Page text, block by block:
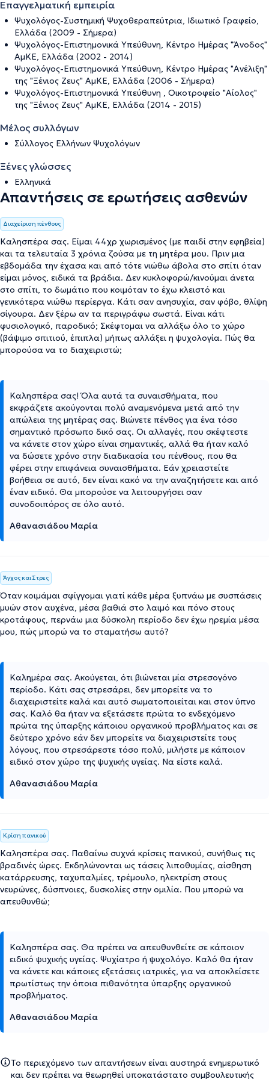
Επαγγελματική εμπειρία
Ψυχολόγος-Συστημική Ψυχοθεραπεύτρια, Ιδιωτικό Γραφείο,
Ελλάδα (2009 - Σήμερα)
Ψυχολόγος-Επιστημονικά Υπεύθυνη, Κέντρο Ημέρας "Άνοδος"
ΑμΚΕ, Ελλάδα (2002 - 2014)
Ψυχολόγος-Επιστημονικά Υπεύθυνη, Κέντρο Ημέρας "Ανέλιξη"
της "Ξένιος Ζευς" ΑμΚΕ, Ελλάδα (2006 - Σήμερα)
Ψυχολόγος-Επιστημονικά Υπεύθυνη , Οικοτροφείο "Αίολος"
της "Ξένιος Ζευς" ΑμΚΕ, Ελλάδα (2014 - 2015)
Μέλος συλλόγων
Σύλλογος Ελλήνων Ψυχολόγων
Ξένες γλώσσες
Ελληνικά
Απαντήσεις σε ερωτήσεις ασθενών
Διαχείριση πένθους
Καλησπέρα σας. Είμαι 44χρ χωρισμένος (με παιδί στην εφηβεία)
και τα τελευταία 3 χρόνια ζούσα με τη μητέρα μου. Πριν μια
εβδομάδα την έχασα και από τότε νιώθω άβολα στο σπίτι όταν
είμαι μόνος, ειδικά τα βράδια. Δεν κυκλοφορώ/κινούμαι άνετα
στο σπίτι, το δωμάτιο που κοιμόταν το έχω κλειστό και
γενικότερα νιώθω περίεργα. Κάτι σαν ανησυχία, σαν φόβο, θλίψη
σίγουρα. Δεν ξέρω αν τα περιγράφω σωστά. Είναι κάτι
φυσιολογικό, παροδικό; Σκέφτομαι να αλλάξω όλο το χώρο
(βάψιμο σπιτιού, έπιπλα) μήπως αλλάξει η ψυχολογία. Πώς θα
μπορούσα να το διαχειριστώ;
Καλησπέρα σας! Όλα αυτά τα συναισθήματα, που
εκφράζετε ακούγονται πολύ αναμενόμενα μετά από την
απώλεια της μητέρας σας. Βιώνετε πένθος για ένα τόσο
σημαντικό πρόσωπο δικό σας. Οι αλλαγές, που σκέφτεστε
να κάνετε στον χώρο είναι σημαντικές, αλλά θα ήταν καλό
να δώσετε χρόνο στην διαδικασία του πένθους, που θα
φέρει στην επιφάνεια συναισθήματα. Εάν χρειαστείτε
βοήθεια σε αυτό, δεν είναι κακό να την αναζητήσετε και από
έναν ειδικό. Θα μπορούσε να λειτουργήσει σαν
συνοδοιπόρος σε όλο αυτό.
Αθανασιάδου Μαρία
Άγχος και Στρες
Όταν κοιμάμαι σφίγγομαι γιατί κάθε μέρα ξυπνάω με συσπάσεις
μυών στον αυχένα, μέσα βαθιά στο λαιμό και πόνο στους
κροτάφους, περνάω μια δύσκολη περίοδο δεν έχω ηρεμία μέσα
μου, πώς μπορώ να το σταματήσω αυτό?
Καλημέρα σας. Ακούγεται, ότι βιώνεται μία στρεσογόνο
περίοδο. Κάτι σας στρεσάρει, δεν μπορείτε να το
διαχειριστείτε καλά και αυτό σωματοποιείται και στον ύπνο
σας. Καλό θα ήταν να εξετάσετε πρώτα το ενδεχόμενο
πρώτα της ύπαρξης κάποιου οργανικού προβλήματος και σε
δεύτερο χρόνο εάν δεν μπορείτε να διαχειριστείτε τους
λόγους, που στρεσάρεστε τόσο πολύ, μιλήστε με κάποιον
ειδικό στον χώρο της ψυχικής υγείας. Να είστε καλά.
Αθανασιάδου Μαρία
Κρίση πανικού
Καλησπέρα σας. Παθαίνω συχνά κρίσεις πανικού, συνήθως τις
βραδινές ώρες. Εκδηλώνονται ως τάσεις λιποθυμίας, αίσθηση
κατάρρευσης, ταχυπαλμίες, τρέμουλο, ηλεκτρίση στους
νευρώνες, δύσπνοιες, δυσκολίες στην ομιλία. Που μπορώ να
απευθυνθώ;
Καλησπέρα σας. Θα πρέπει να απευθυνθείτε σε κάποιον
ειδικό ψυχικής υγείας. Ψυχίατρο ή ψυχολόγο. Καλό θα ήταν
να κάνετε και κάποιες εξετάσεις ιατρικές, για να αποκλείσετε
πρωτίστως την όποια πιθανότητα ύπαρξης οργανικού
προβλήματος.
Αθανασιάδου Μαρία
Το περιεχόμενο των απαντήσεων είναι αυστηρά ενημερωτικό
και δεν πρέπει να θεωρηθεί υποκατάστατο συμβουλευτικής